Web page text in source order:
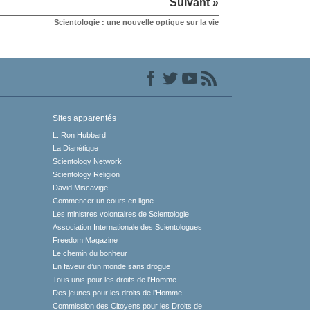
Suivant »
Scientologie : une nouvelle optique sur la vie
Sites apparentés
L. Ron Hubbard
La Dianétique
Scientology Network
Scientology Religion
David Miscavige
Commencer un cours en ligne
Les ministres volontaires de Scientologie
Association Internationale des Scientologues
Freedom Magazine
Le chemin du bonheur
En faveur d’un monde sans drogue
Tous unis pour les droits de l’Homme
Des jeunes pour les droits de l’Homme
Commission des Citoyens pour les Droits de